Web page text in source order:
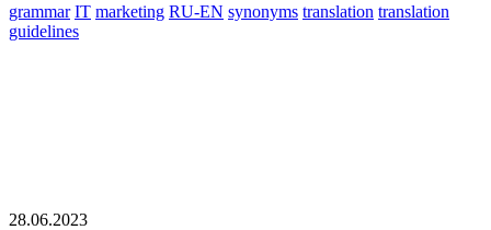
grammar IT marketing RU-EN synonyms translation translation
guidelines
28.06.2023